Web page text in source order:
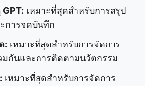
GPT: เหมาะที่สุดสำหรับการสรุป
การจดบันทึก
: เหมาะที่สุดสำหรับการจัดการ
มกันและการติดตามนวัตกรรม
เหมาะที่สุดสำหรับการจัดการ